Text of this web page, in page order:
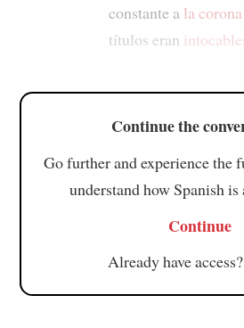
constante a la corona
títulos eran
Continue the
Go further and experience
understand how Spanish
Continue
Already have access?